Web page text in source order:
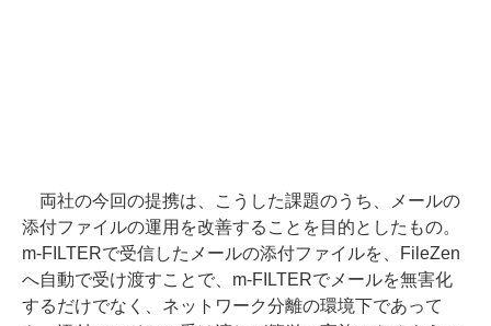
両社の今回の提携は、こうした課題のうち、メールの
添付ファイルの運用を改善することを目的としたもの。
m-FILTERで受信したメールの添付ファイルを、FileZen
へ自動で受け渡すことで、m-FILTERでメールを無害化
するだけでなく、ネットワーク分離の環境下であって